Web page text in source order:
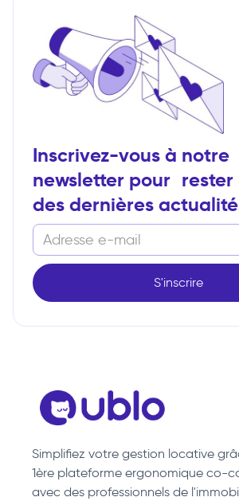
Inscrivez-vous à notre
newsletter pour rester
des dernières
Simplifiez votre gestion locative
1ère plateforme ergonomique co-
avec des professionnels de